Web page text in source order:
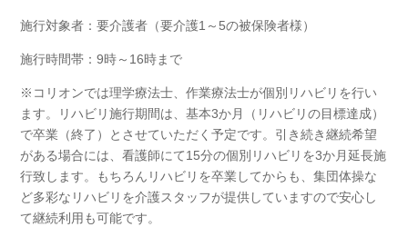
施行対象者：要介護者（要介護1～5の被保険者様）
施行時間帯：9時～16時まで
※コリオンでは理学療法士、作業療法士が個別リハビリを行い
ます。リハビリ施行期間は、基本3か月（リハビリの目標達成）
で卒業（終了）とさせていただく予定です。引き続き継続希望
がある場合には、看護師にて15分の個別リハビリを3か月延長施
行致します。もちろんリハビリを卒業してからも、集団体操な
ど多彩なリハビリを介護スタッフが提供していますので安心し
て継続利用も可能です。